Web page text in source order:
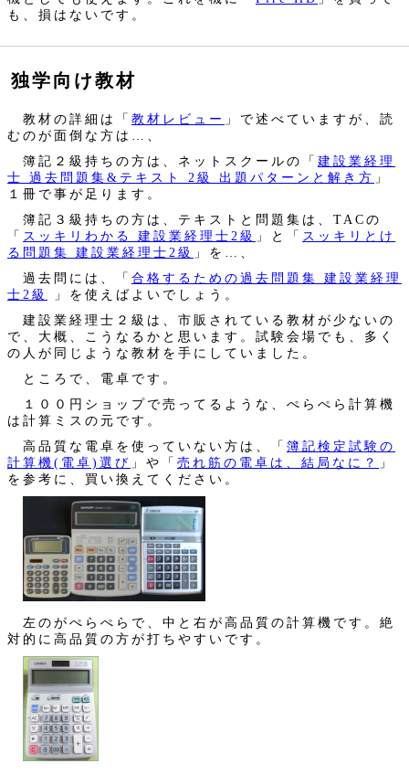
も、損はないです。
独学向け教材
教材の詳細は「 教材レビュー 」で述べていますが、読
むのが面倒な方は…、
簿記２級持ちの方は、ネットスクールの「 建設業経理
士 過去問題集&テキスト 2級 出題パターンと解き方 」
１冊で事が足ります。
簿記３級持ちの方は、テキストと問題集は、TACの
「 スッキリわかる 建設業経理士2級 」と「 スッキリとけ
る問題集 建設業経理士2級
」を…、
過去問には、「 合格するための過去問題集 建設業経理
士2級
」を使えばよいでしょう。
建設業経理士２級は、市販されている教材が少ないの
で、大概、こうなるかと思います。試験会場でも、多く
の人が同じような教材を手にしていました。
ところで、電卓です。
１００円ショップで売ってるような、ぺらぺら計算機
は計算ミスの元です。
高品質な電卓を使っていない方は、「 簿記検定試験の
計算機(電卓)選び 」や「 売れ筋の電卓は、結局なに？
」
を参考に、買い換えてください。
左のがぺらぺらで、中と右が高品質の計算機です。絶
対的に高品質の方が打ちやすいです。